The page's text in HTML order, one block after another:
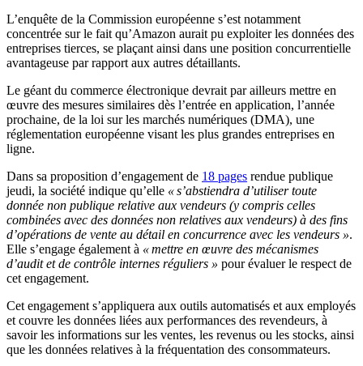
L’enquête de la Commission européenne s’est notamment
concentrée sur le fait qu’Amazon aurait pu exploiter les données des
entreprises tierces, se plaçant ainsi dans une position concurrentielle
avantageuse par rapport aux autres détaillants.
Le géant du commerce électronique devrait par ailleurs mettre en
œuvre des mesures similaires dès l’entrée en application, l’année
prochaine, de la loi sur les marchés numériques (DMA), une
réglementation européenne visant les plus grandes entreprises en
ligne.
Dans sa proposition d’engagement de 18 pages rendue publique
jeudi, la société indique qu’elle « s’abstiendra d’utiliser toute
donnée non publique relative aux vendeurs (y compris celles
combinées avec des données non relatives aux vendeurs) à des fins
d’opérations de vente au détail en concurrence avec les vendeurs ».
Elle s’engage également à « mettre en œuvre des mécanismes
d’audit et de contrôle internes réguliers » pour évaluer le respect de
cet engagement.
Cet engagement s’appliquera aux outils automatisés et aux employés
et couvre les données liées aux performances des revendeurs, à
savoir les informations sur les ventes, les revenus ou les stocks, ainsi
que les données relatives à la fréquentation des consommateurs.